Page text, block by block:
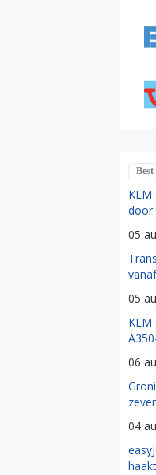
Best
KLM
door
05
05
KLM
06
04